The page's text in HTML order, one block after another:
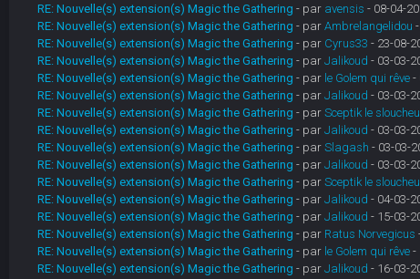
RE: Nouvelle(s) extension(s) Magic the Gathering - par avensis - 08-04-
RE: Nouvelle(s) extension(s) Magic the Gathering - par Ambrelangelidou
RE: Nouvelle(s) extension(s) Magic the Gathering - par Cyrus33 - 23-08-
RE: Nouvelle(s) extension(s) Magic the Gathering - par Jalikoud - 03-03-
RE: Nouvelle(s) extension(s) Magic the Gathering - par le Golem qui rêve-
RE: Nouvelle(s) extension(s) Magic the Gathering - par Jalikoud - 03-03-
RE: Nouvelle(s) extension(s) Magic the Gathering - par Sceptik le
RE: Nouvelle(s) extension(s) Magic the Gathering - par Jalikoud - 03-03-
RE: Nouvelle(s) extension(s) Magic the Gathering - par Slagash - 03-03-
RE: Nouvelle(s) extension(s) Magic the Gathering - par Jalikoud - 03-03-
RE: Nouvelle(s) extension(s) Magic the Gathering - par Sceptik le
RE: Nouvelle(s) extension(s) Magic the Gathering - par Jalikoud - 04-03-
RE: Nouvelle(s) extension(s) Magic the Gathering - par Jalikoud - 15-03-
RE: Nouvelle(s) extension(s) Magic the Gathering - par Ratus Norvegicus
RE: Nouvelle(s) extension(s) Magic the Gathering - par le Golem qui rêve-
RE: Nouvelle(s) extension(s) Magic the Gathering - par Jalikoud - 16-03-